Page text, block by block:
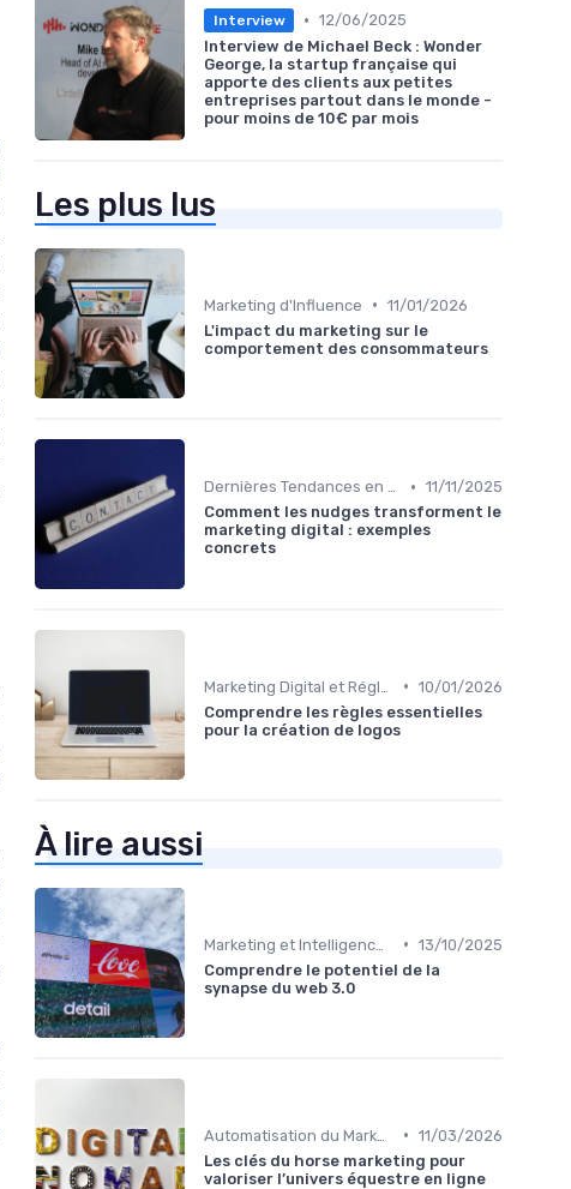
Interview • 12/06/2025
Interview de Michael Beck : Wonder
George, la startup française qui
apporte des clients aux petites
entreprises partout dans le monde -
pour moins de 10€ par mois
Les plus lus
Marketing d'Influence • 11/01/2026
L'impact du marketing sur le
comportement des consommateurs
Dernières Tendances en Marketing Digital • 11/11/2025
Comment les nudges transforment le
marketing digital : exemples
concrets
• 10/01/2026
Comprendre les règles essentielles
pour la création de logos
À lire aussi
• 13/10/2025
Comprendre le potentiel de la
synapse du web 3.0
• 11/03/2026
Les clés du horse marketing pour
valoriser l’univers équestre en ligne